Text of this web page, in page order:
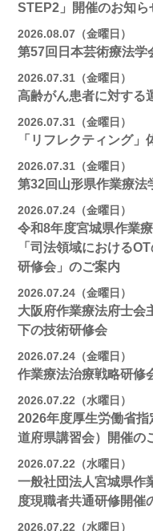
STEP2」開催のお知ら
2026.08.07（金曜日）
第57回日本芸術療法学
2026.07.31（金曜日）
高齢がん患者に対する
2026.07.31（金曜日）
「リフレクティング」
2026.07.31（金曜日）
第32回山形県作業療法
2026.07.24（金曜日）
令和8年度宮城県作業
「司法領域における
研修会」のご案内
2026.07.24（金曜日）
大阪府作業療法府士
下の技術研修会
2026.07.24（金曜日）
作業療法治療戦略研修
2026.07.22（水曜日）
2026年度厚生労働省
道府県講習会）開催の
2026.07.22（水曜日）
一般社団法人宮城県
度現職者共通研修開催
2026.07.22（水曜日）